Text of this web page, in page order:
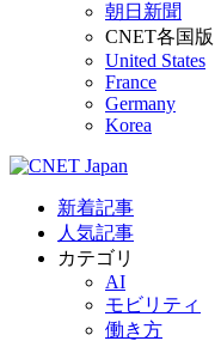
朝日新聞
CNET各国版
United States
France
Germany
Korea
新着記事
人気記事
カテゴリ
AI
モビリティ
働き方